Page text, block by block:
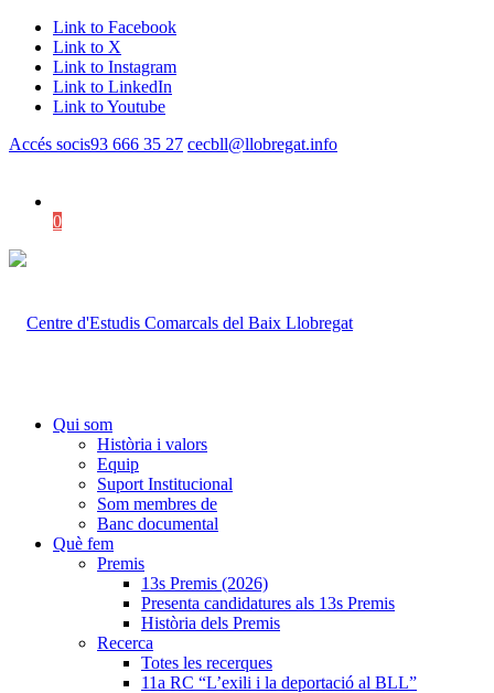
Link to Facebook
Link to X
Link to Instagram
Link to LinkedIn
Link to Youtube
Accés socis93 666 35 27 cecbll@llobregat.info
0
Qui som
Història i valors
Equip
Suport Institucional
Som membres de
Banc documental
Què fem
Premis
13s Premis (2026)
Presenta candidatures als 13s Premis
Història dels Premis
Recerca
Totes les recerques
11a RC “L’exili i la deportació al BLL”